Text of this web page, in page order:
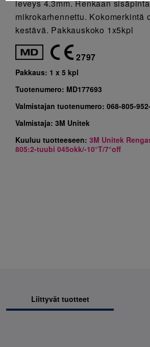
leveys 4.3mm. Renkaan sisäpinta
mikrokarhennettu. Kokomerkintä
kestävä. Pakkauskoko 1x5kpl
2797
Pakkaus: 1 x 5 kpl
Tuotenumero: MD177693
Valmistajan tuotenumero: 068-805-
Valmistaja: 3M Unitek
Kuuluu tuotteeseen: 3M Unitek
805:2-tuubi 045okk/-10°T/7°off
Liittyvät tuotteet